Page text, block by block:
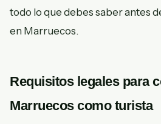
todo lo que debes saber antes
en Marruecos.
Requisitos legales para
Marruecos como turista